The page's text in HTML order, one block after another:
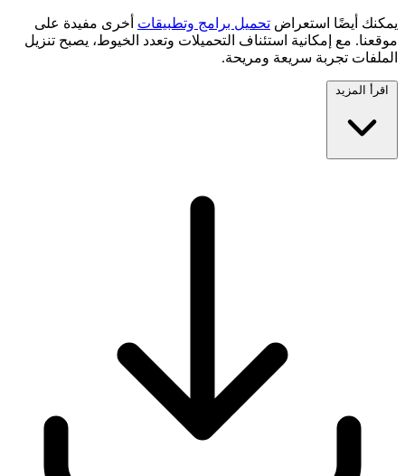
يمكنك أيضًا استعراض تحميل برامج وتطبيقات أخرى مفيدة على
موقعنا. مع إمكانية استئناف التحميلات وتعدد الخيوط، يصبح تنزيل
الملفات تجربة سريعة ومريحة.
اقرأ المزيد